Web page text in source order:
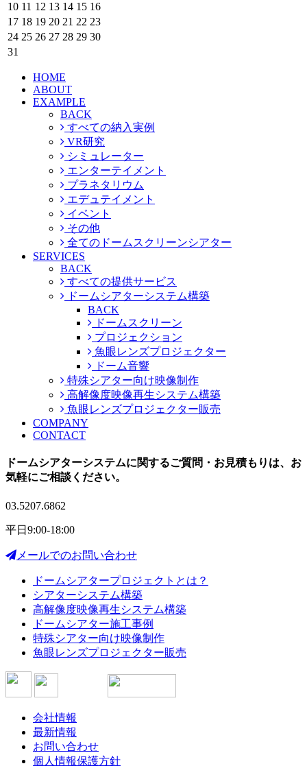
10 11 12 13 14 15 16
17 18 19 20 21 22 23
24 25 26 27 28 29 30
31
HOME
ABOUT
EXAMPLE
BACK
すべての納入実例
VR研究
シミュレーター
エンターテイメント
プラネタリウム
エデュテイメント
イベント
その他
全てのドームスクリーンシアター
SERVICES
BACK
すべての提供サービス
ドームシアターシステム構築
BACK
ドームスクリーン
プロジェクション
魚眼レンズプロジェクター
ドーム音響
特殊シアター向け映像制作
高解像度映像再生システム構築
魚眼レンズプロジェクター販売
COMPANY
CONTACT
ドームシアターシステムに関するご質問・お見積もりは、 お
気軽にご相談ください。
03.5207.6862
平日9:00-18:00
メールでのお問い合わせ
ドームシアタープロジェクトとは？
シアターシステム構築
高解像度映像再生システム構築
ドームシアター施工事例
特殊シアター向け映像制作
魚眼レンズプロジェクター販売
会社情報
最新情報
お問い合わせ
個人情報保護方針